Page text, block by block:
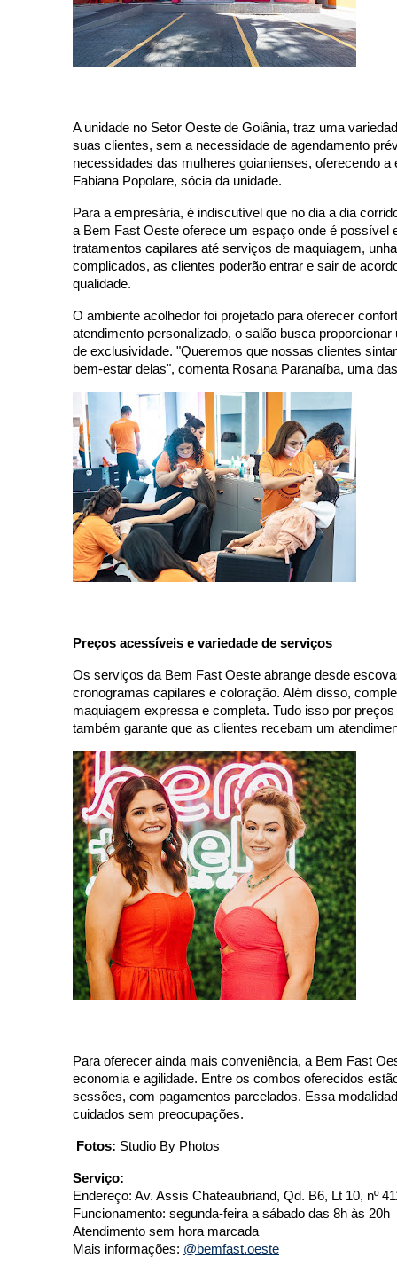
A unidade no Setor Oeste de Goiânia, traz uma
suas clientes, sem a necessidade de agendamento
necessidades das mulheres goianienses, oferecendo
Fabiana Popolare, sócia da unidade.
Para a empresária, é indiscutível que no dia a dia
a Bem Fast Oeste oferece um espaço onde é possível
tratamentos capilares até serviços de maquiagem,
complicados, as clientes poderão entrar e sair de
qualidade.
O ambiente acolhedor foi projetado para oferecer
atendimento personalizado, o salão busca
de exclusividade. "Queremos que nossas clientes
bem-estar delas", comenta Rosana Paranaíba, uma
Preços acessíveis e variedade de serviços
Os serviços da Bem Fast Oeste abrange desde
cronogramas capilares e coloração. Além disso,
maquiagem expressa e completa. Tudo isso por
também garante que as clientes recebam um
Para oferecer ainda mais conveniência, a Bem Fast
economia e agilidade. Entre os combos oferecidos
sessões, com pagamentos parcelados. Essa
cuidados sem preocupações.
Fotos: Studio By Photos
Serviço:
Endereço: Av. Assis Chateaubriand, Qd. B6, Lt 10, nº
Funcionamento: segunda-feira a sábado das 8h às 20h
Atendimento sem hora marcada
Mais informações: @bemfast.oeste